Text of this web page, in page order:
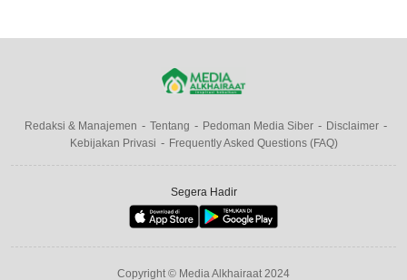
Redaksi & Manajemen Tentang Pedoman Media Siber
Disclaimer
Kebijakan Privasi
Frequently Asked Questions (FAQ)
Segera Hadir
Copyright © Media Alkhairaat 2024